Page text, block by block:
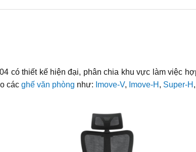
có thiết kế hiện đại, phân chia khu vực làm việc
các ghế văn phòng như: Imove-V, Imove-H , Super-H ,